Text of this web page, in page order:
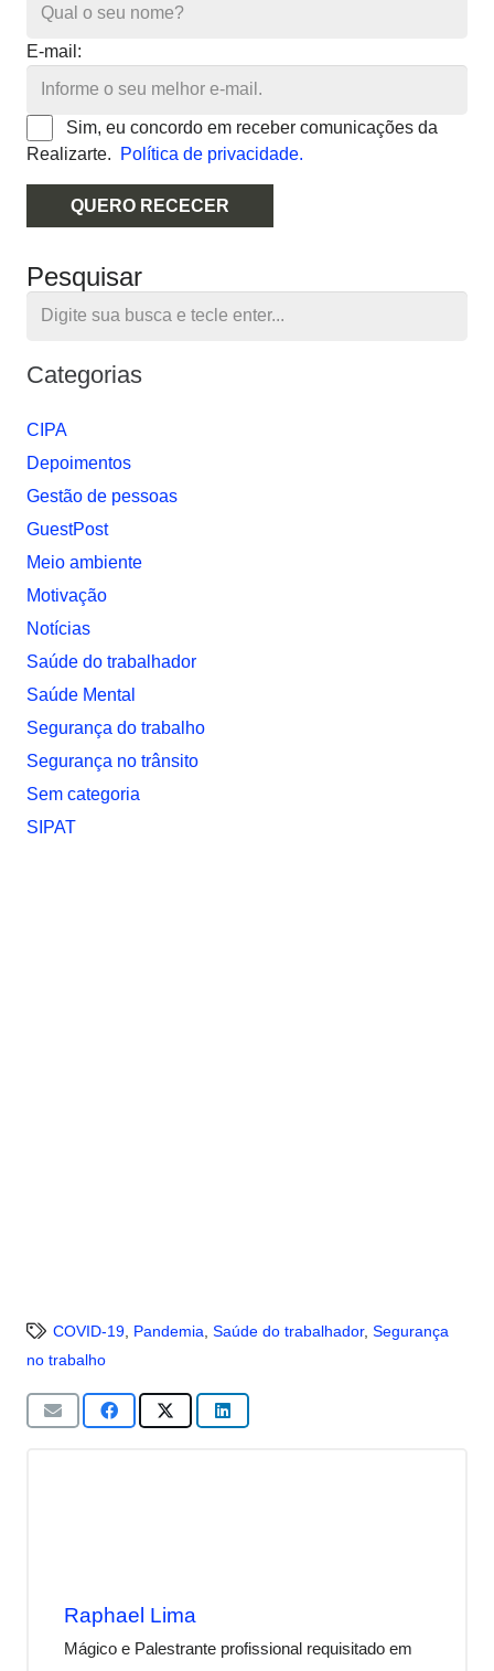
E-mail:
Sim, eu concordo em receber comunicações da
Realizarte.
Política de privacidade.
QUERO RECECER
Pesquisar
Categorias
CIPA
Depoimentos
Gestão de pessoas
GuestPost
Meio ambiente
Motivação
Notí­cias
Saúde do trabalhador
Saúde Mental
Segurança do trabalho
Segurança no trânsito
Sem categoria
SIPAT
COVID-19, Pandemia Saúde do trabalhador, Segurança
no trabalho
Raphael Lima
Mágico e Palestrante profissional requisitado em